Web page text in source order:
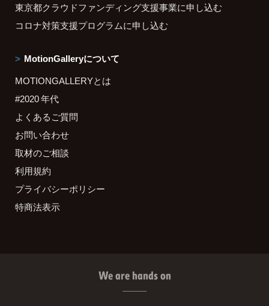
東京都クラウドファンディング支援事業に申し込む
コロナ対策支援プログラムに申し込む
MotionGalleryについて
MOTIONGALLERYとは
#2020 年代
よくあるご質問
お問い合わせ
取材のご相談
利用規約
プライバシーポリシー
特商法表示
We are hands on